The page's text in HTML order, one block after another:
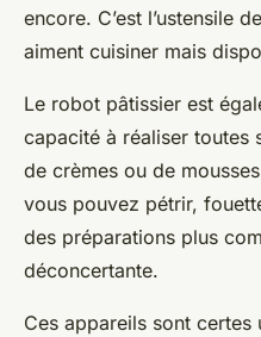
encore. C’est l’ustensile
aiment cuisiner mais
Le robot pâtissier est
capacité à réaliser toutes
de crèmes ou de
vous pouvez pétrir,
des préparations plus
déconcertante.
Ces appareils sont certes